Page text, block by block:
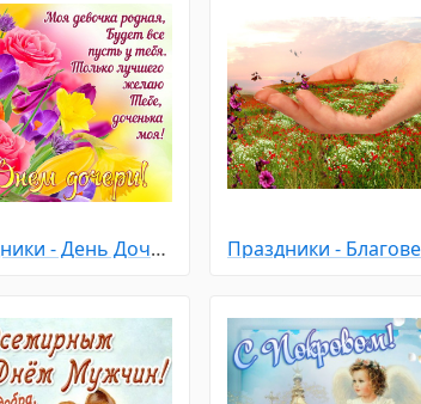
Праздники - День Дочери